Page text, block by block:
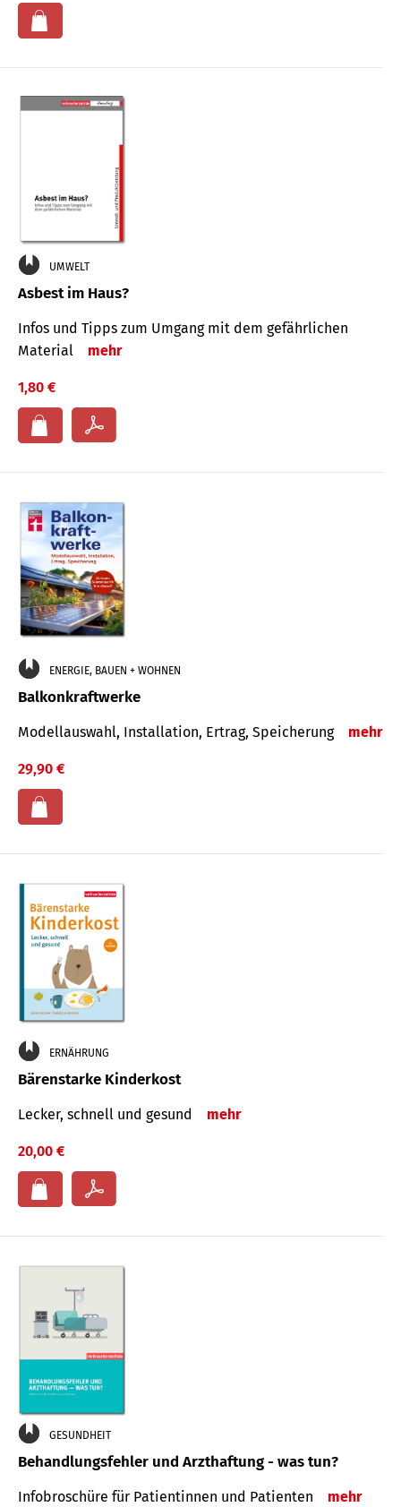
UMWELT
Asbest im Haus?
Infos und Tipps zum Um­gang mit dem ge­fähr­lichen
Mate­rial
mehr
1,80 €
ENERGIE, BAUEN + WOHNEN
Balkonkraftwerke
Modellauswahl, Installation, Ertrag, Speicherung mehr
29,90 €
ERNÄHRUNG
Bärenstarke Kinderkost
Lecker, schnell und gesund mehr
20,00 €
GESUNDHEIT
Behandlungsfehler und Arzthaftung - was tun?
Infobroschüre für Patientinnen und Patienten mehr